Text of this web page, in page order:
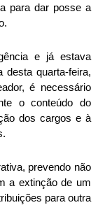
para dar posse a
e já estava
desta quarta-feira,
é necessário
o conteúdo do
dos cargos e à
prevendo não
a extinção de um
para outra